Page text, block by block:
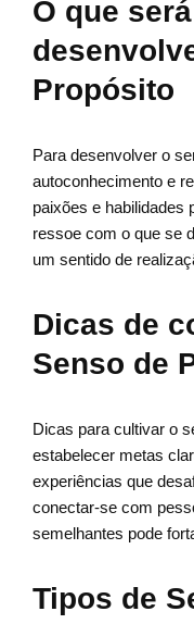
O que
Propósito
Para desenvolver o
autoconhecimento e
paixões e habilidades
ressoe com o que se
um sentido de
Dicas de
Senso de
Dicas para cultivar o
estabelecer metas
experiências que
conectar-se com
semelhantes pode
Tipos de